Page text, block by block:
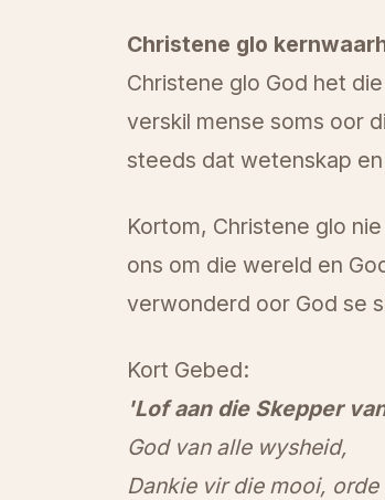
Christene glo
Christene glo God het
verskil mense soms oor
steeds dat wetenskap
Kortom, Christene glo
ons om die wereld en
verwonderd oor God se
Kort Gebed:
'Lof aan die Skepper
God van alle wysheid,
Dankie vir die mooi,